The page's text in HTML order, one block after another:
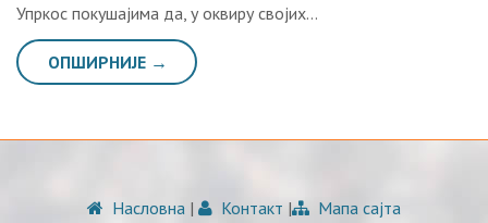
Упркос покушајима да, у оквиру својих…
ОПШИРНИЈЕ →
Насловна | Контакт | Мапа сајта